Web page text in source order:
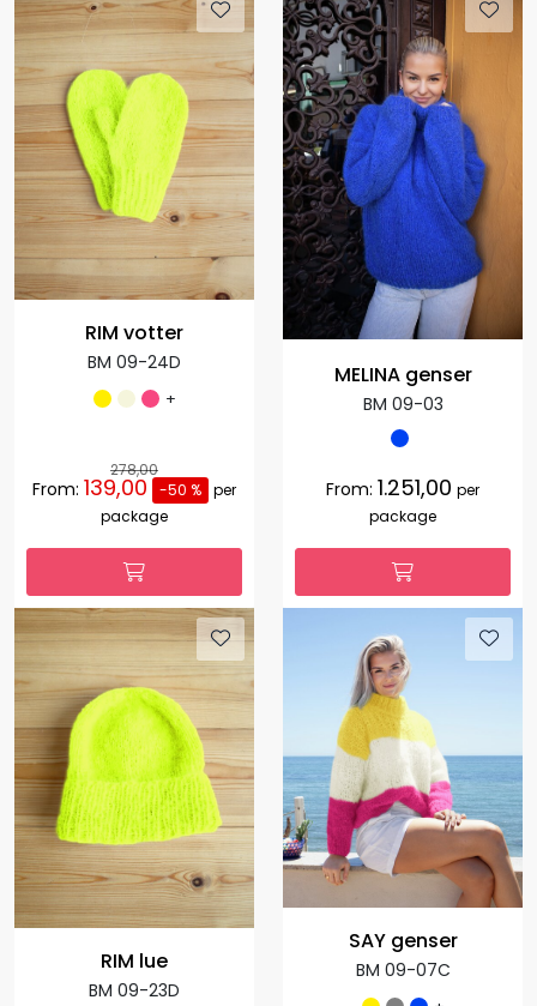
RIM votter
BM 09-24D
+
278,00
From: 139,00 -50 % per
package
MELINA genser
BM 09-03
From: 1.251,00 per
package
RIM lue
BM 09-23D
SAY genser
BM 09-07C